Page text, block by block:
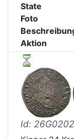
State
Foto
Aktion
Id: